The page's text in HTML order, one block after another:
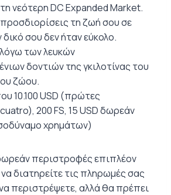
νεότερη DC Expanded Market.
τη ζωή σου σε
δικό σου δεν ήταν εύκολο.
των λευκών
δοντιών της γκιλοτίνας του
ζώου.
10.100 USD (πρώτες
200 FS, 15 USD δωρεάν
χρημάτων)
περιστροφές επιπλέον
διατηρείτε τις πληρωμές σας
περιστρέψετε, αλλά θα πρέπει